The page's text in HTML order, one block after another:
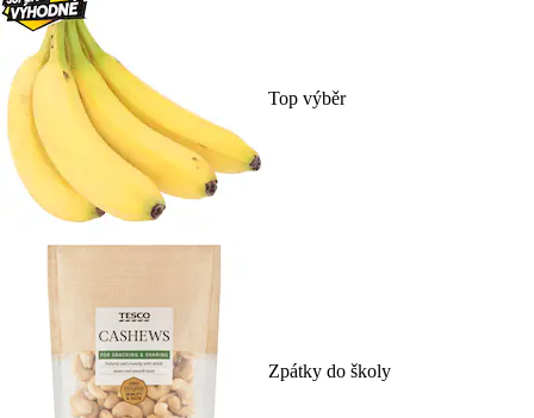
Top výběr
Zpátky do školy